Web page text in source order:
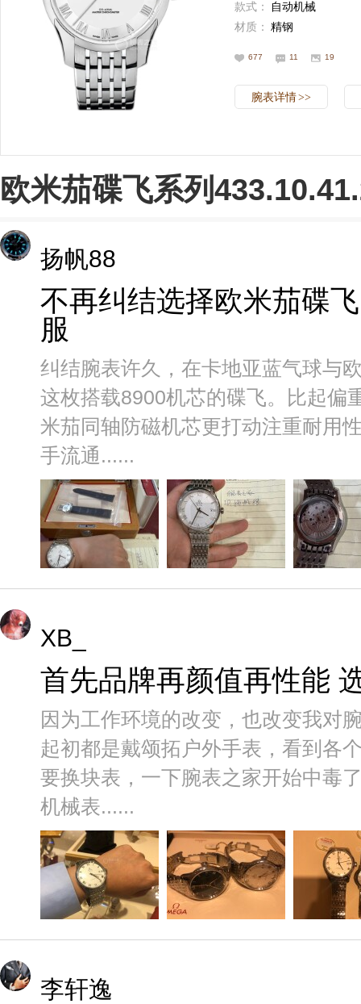
款式：
自动机械
材质： 精钢
677 11 19
腕表详情>>
欧米茄碟飞系列
扬帆88
不再纠结选择欧米茄碟
服
纠结腕表许久，在卡地亚蓝气球与
这枚搭载8900机芯的碟飞。比起偏
米茄同轴防磁机芯更打动注重耐用
手流通......
XB_
首先品牌再颜值再性能
因为工作环境的改变，也改变我对
起初都是戴颂拓户外手表，看到各
要换块表，一下腕表之家开始中毒
机械表......
李轩逸